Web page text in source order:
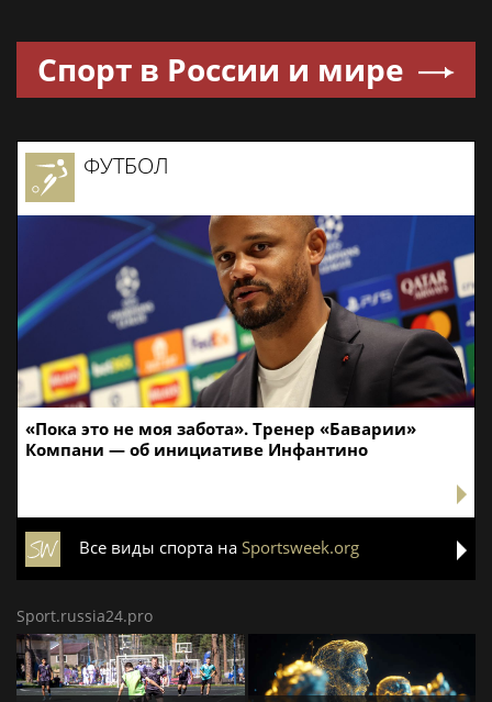
Спорт в России и мире
«Пока это не моя забота». Тренер «Баварии»
Компани — об инициативе Инфантино
ФУТБОЛ
Все виды спорта на Sportsweek.org
Sport.russia24.pro